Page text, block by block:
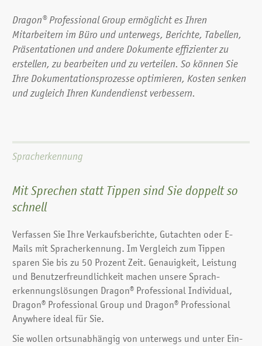
Dragon® Professional Group ermöglicht es Ihren
Mitarbeitern im Büro und unterwegs, Berichte, Tabellen,
Präsentationen und andere Dokumente effizienter zu
erstellen, zu bearbeiten und zu verteilen. So können Sie
Ihre Dokumentationsprozesse optimieren, Kosten senken
und zugleich Ihren Kundendienst verbessern.
Spracherkennung
Mit Sprechen statt Tippen sind Sie doppelt so
schnell
Verfassen Sie Ihre Verkaufs­berichte, Gut­achten oder E-
Mails mit Sprach­erkennung. Im Ver­gleich zum Tippen
sparen Sie bis zu 50 Prozent Zeit. Genauig­keit, Leistung
und Benutzer­freundlich­keit machen unsere Sprach­
erkennungs­lösungen Dragon® Professional Individual,
Dragon® Professional Group und Dragon® Professional
Anywhere ideal für Sie.
Sie wollen orts­unab­hängig von unter­wegs und unter Ein­